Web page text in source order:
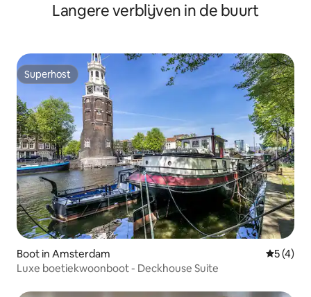
Langere verblijven in de buurt
Superhost
Superhost
Boot in Amsterdam
5 (4)
Luxe boetiekwoonboot - Deckhouse Suite